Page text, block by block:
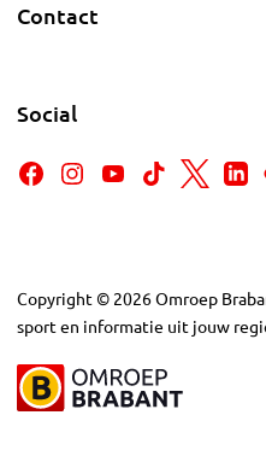
Contact
Social
Copyright © 2026Omroep
sport en informatie uit jouw